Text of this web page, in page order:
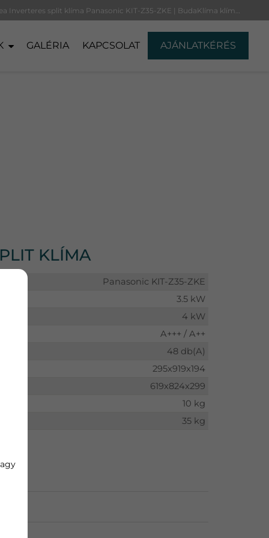
Etherea Inverteres split klíma Panasonic KIT-Z35-ZKE | BudaKlíma klíma, klímaszerelés
GALÉRIA KAPCSOLAT AJÁNLATKÉRÉS
KLÍMA
Panasonic KIT-Z35-ZKE
3.5 kW
4 kW
A+++ / A++
48 db(A)
295x919x194
619x824x299
10 kg
35 kg